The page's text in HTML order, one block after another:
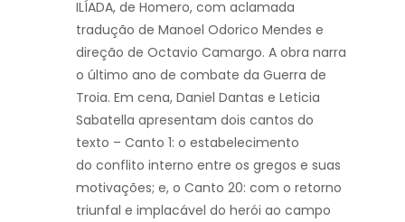
ILÍADA, de Homero, com aclamada
tradução de Manoel Odorico Mendes e
direção de Octavio Camargo. A obra narra
o último ano de combate da Guerra de
Troia. Em cena, Daniel Dantas e Leticia
Sabatella apresentam dois cantos do
texto – Canto 1: o estabelecimento
do conflito interno entre os gregos e suas
motivações; e, o Canto 20: com o retorno
triunfal e implacável do herói ao campo